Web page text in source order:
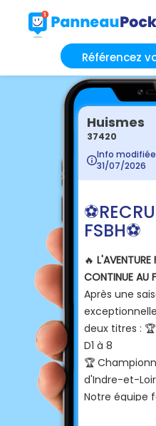
Référencez
Huismes
37420
Info
31/07/2026
⚽️
FSBH ⚽️
🔥 L'AVENTURE
CONTINUE AU
Après une
deux titres :
D1 à 8
🏆
d'Indre-et-
Notre équipe
prépare déjà